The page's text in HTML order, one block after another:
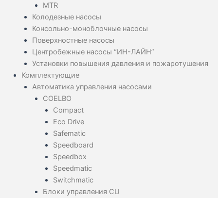
MTR
Колодезные насосы
Консольно-моноблочные насосы
Поверхностные насосы
Центробежные насосы “ИН-ЛАЙН”
Установки повышения давления и пожаротушения
Комплектующие
Автоматика управления насосами
COELBO
Compact
Eco Drive
Safematic
Speedboard
Speedbox
Speedmatic
Switchmatic
Блоки управления CU